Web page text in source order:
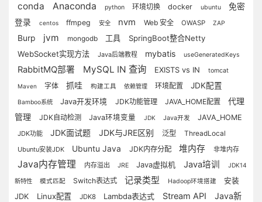
conda
Anaconda python 环境切换 docker ubuntu
免密
登录
centos ffmpeg 安全 nvm Web 安全 OWASP ZAP
Burp jvm mongodb 工具
SpringBoot整合Netty
WebSocket实现方法
Java后端教程 mybatis useGeneratedKeys
RabbitMQ部署 MySQL IN 查询 EXISTS vs IN tomcat
Maven 字体 抓哇 构建工具 依赖管理 环境配置 JDK配置
Bamboo系统 Java开发环境 JDK功能管理 JAVA_HOME配置
代理
管理
JDK自动检测 Java环境变量 JDK Java开发 JAVA_HOME
JDK功能 JDK面试题 JDK与JRE区别 泛型 ThreadLocal
Ubuntu安装JDK Ubuntu Java JDK内存分配 堆内存 非堆内存
Java内存管理 内存溢出 JRE Java虚拟机 Java培训 JDK14
新特性 模式匹配 Switch表达式 记录类型 Hadoop环境搭建
安装
JDK
Linux配置 JDK8 Lambda表达式 Stream API
Java新